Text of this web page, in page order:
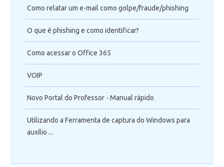
Como relatar um e-mail como golpe/fraude/phishing
O que é phishing e como identificar?
Como acessar o Office 365
VOIP
Novo Portal do Professor - Manual rápido
Utilizando a Ferramenta de captura do Windows para
auxílio ...